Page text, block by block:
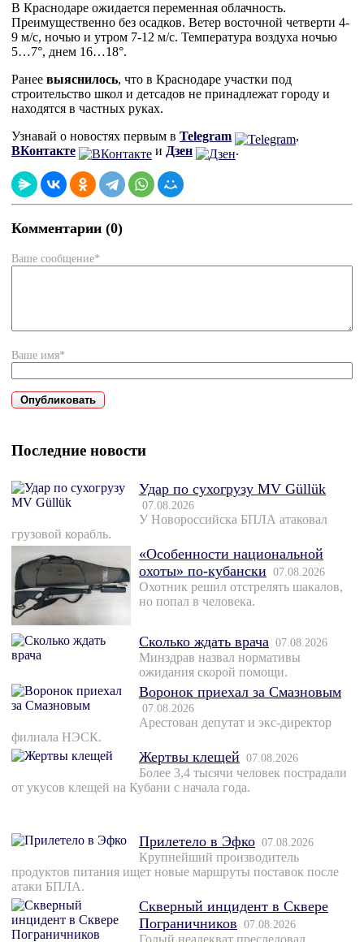
В Краснодаре ожидается переменная облачность.
Преимущественно без осадков. Ветер восточной четверти 4-
9 м/с, ночью и утром 7-12 м/с. Температура воздуха ночью
5…7°, днем 16…18°.
Ранее выяснилось, что в Краснодаре участки под
строительство школ и детсадов не принадлежат городу и
находятся в частных руках.
Узнавай о новостях первым в Telegram
,
ВКонтакте
и Дзен .
Комментарии (0)
Ваше сообщение*
Ваше имя*
Последние новости
Удар по сухогрузу MV Güllük
07.08.2026
У Новороссийска БПЛА атаковал
грузовой корабль.
«Особенности национальной
охоты» по-кубански 07.08.2026
Охотник решил отстрелять шакалов,
но попал в человека.
Сколько ждать врача 07.08.2026
Минздрав назвал нормативы
ожидания скорой помощи.
Воронок приехал за Смазновым
07.08.2026
Арестован депутат и экс-директор
филиала НЭСК.
Жертвы клещей 07.08.2026
Более 3,4 тысячи человек пострадали
от укусов клещей на Кубани с начала года.
Прилетело в Эфко 07.08.2026
Крупнейший производитель
продуктов питания ищет новые маршруты поставок после
атаки БПЛА.
Скверный инцидент в Сквере
Пограничников 07.08.2026